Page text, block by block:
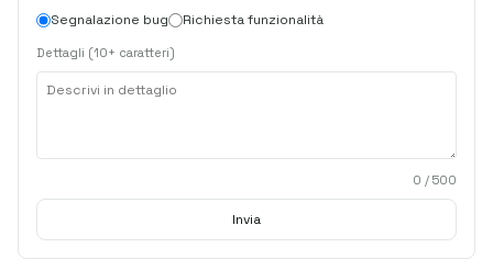
Segnalazione bug Richiesta funzionalità
Dettagli (10+ caratteri)
0 / 500
Invia